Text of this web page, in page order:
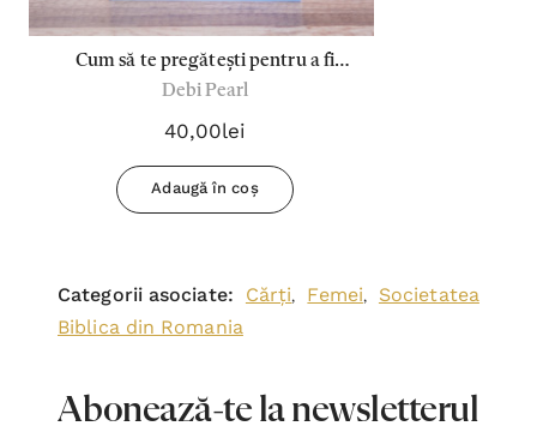
Cum să te pregătești pentru a fi
ajutorul potrivit
Debi Pearl
40,00lei
Adaugă în coș
Categorii asociate: Cărți, Femei,
Societatea
Biblica din Romania
Abonează-te la newsletterul